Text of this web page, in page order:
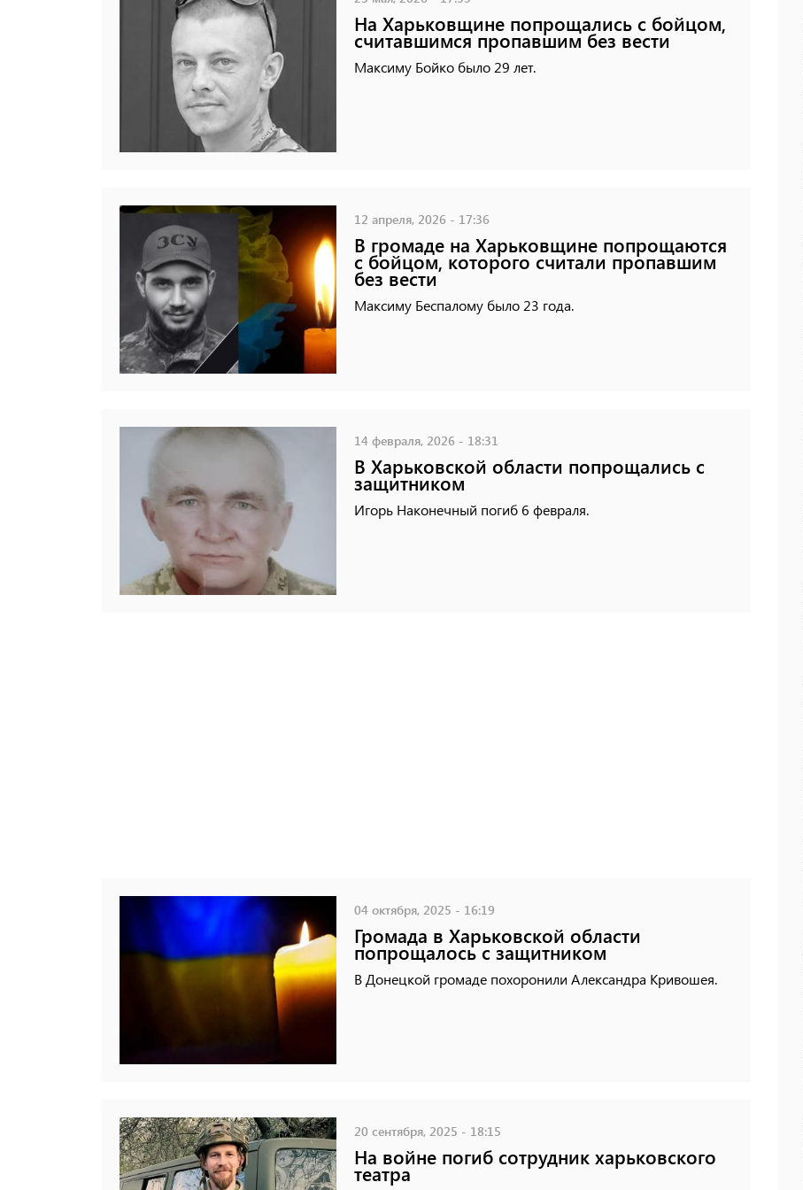
На Харьковщине попрощались с бойцом,
считавшимся пропавшим без вести
Максиму Бойко было 29 лет.
12 апреля, 2026 - 17:36
В громаде на Харьковщине попрощаются
с бойцом, которого считали пропавшим
без вести
Максиму Беспалому было 23 года.
14 февраля, 2026 - 18:31
В Харьковской области попрощались с
защитником
Игорь Наконечный погиб 6 февраля.
04 октября, 2025 - 16:19
Громада в Харьковской области
попрощалось с защитником
В Донецкой громаде похоронили Александра Кривошея.
20 сентября, 2025 - 18:15
На войне погиб сотрудник харьковского
театра